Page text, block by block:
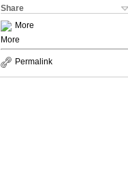
Share
More
More
Permalink